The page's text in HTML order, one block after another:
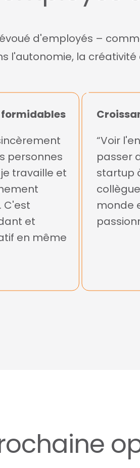
d'employés –
l'autonomie, la
formidables
personnes
travaille et
C'est
et
en même
“Voir
passer
startup
monde